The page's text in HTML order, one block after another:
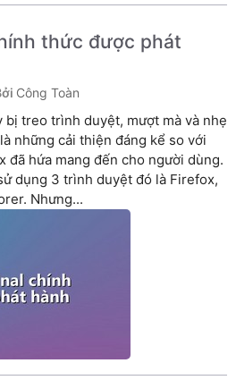
thức được phát
Công Toàn
bị treo trình duyệt, mượt mà và nhẹ
những cải thiện đáng kể so với
đã hứa mang đến cho người dùng.
dụng 3 trình duyệt đó là Firefox,
Nhưng...